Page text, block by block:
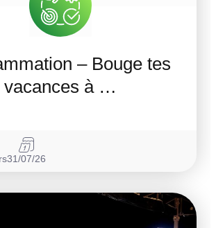
– Bouge tes
vacances à …
31/07/26